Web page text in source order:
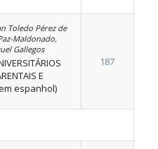
Toledo Pérez de
Maldonado,
Gallegos
E
espanhol)
187